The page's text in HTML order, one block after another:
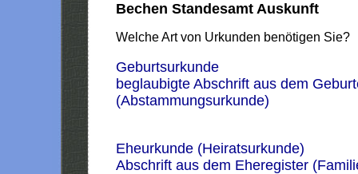
Bechen Standesamt Auskunft
Welche Art von Urkunden benötigen Sie?
Geburtsurkunde
beglaubigte Abschrift aus dem
(Abstammungsurkunde)
Eheurkunde (Heiratsurkunde)
Abschrift aus dem Eheregister